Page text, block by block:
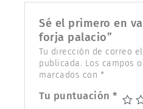
Sé el primero en
forja palacio”
Tu dirección de correo
publicada. Los campos
marcados con *
Tu puntuación*